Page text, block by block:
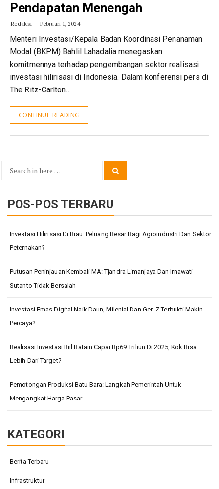
Pendapatan Menengah
Redaksi Februari 1, 2024
Menteri Investasi/Kepala Badan Koordinasi Penanaman
Modal (BKPM) Bahlil Lahadalia menegaskan
komitmennya terhadap pengembangan sektor realisasi
investasi hilirisasi di Indonesia. Dalam konferensi pers di
The Ritz-Carlton…
CONTINUE READING
Search
POS-POS TERBARU
Investasi Hilirisasi Di Riau: Peluang Besar Bagi Agroindustri Dan Sektor
Peternakan?
Putusan Peninjauan Kembali MA: Tjandra Limanjaya Dan Irnawati
Sutanto Tidak Bersalah
Investasi Emas Digital Naik Daun, Milenial Dan Gen Z Terbukti Makin
Percaya?
Realisasi Investasi Riil Batam Capai Rp69 Triliun Di 2025, Kok Bisa
Lebih Dari Target?
Pemotongan Produksi Batu Bara: Langkah Pemerintah Untuk
Mengangkat Harga Pasar
KATEGORI
Berita Terbaru
Infrastruktur